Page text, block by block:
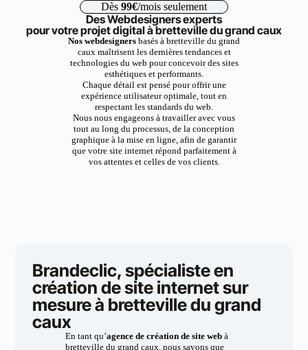
Dès 99€/mois seulement
Des Webdesigners experts
pour votre projet digital à bretteville du grand caux
Nos webdesigners basés à bretteville du grand
caux maîtrisent les dernières tendances et
technologies du web pour concevoir des sites
esthétiques et performants.
Chaque détail est pensé pour offrir une
expérience utilisateur optimale, tout en
respectant les standards du web.
Nous nous engageons à travailler avec vous
tout au long du processus, de la conception
graphique à la mise en ligne, afin de garantir
que votre site internet répond parfaitement à
vos attentes et celles de vos clients.
Brandeclic, spécialiste en
création de site internet sur
mesure à bretteville du grand
caux
En tant qu’agence de création de site webà
bretteville du grand caux, nous savons que